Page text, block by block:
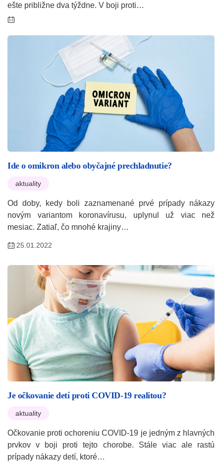
ešte približne dva týždne. V boji proti…
Ide o omikron alebo obyčajné prechladnutie?
aktuality
Od doby, kedy boli zaznamenané prvé prípady nákazy
novým variantom koronavírusu, uplynul už viac než
mesiac. Zatiaľ, čo mnohé krajiny…
25.01.2022
Je očkovanie detí proti COVID-19 realitou?
aktuality
Očkovanie proti ochoreniu COVID-19 je jedným z hlavných
prvkov v boji proti tejto chorobe. Stále viac ale rastú
prípady nákazy detí, ktoré…